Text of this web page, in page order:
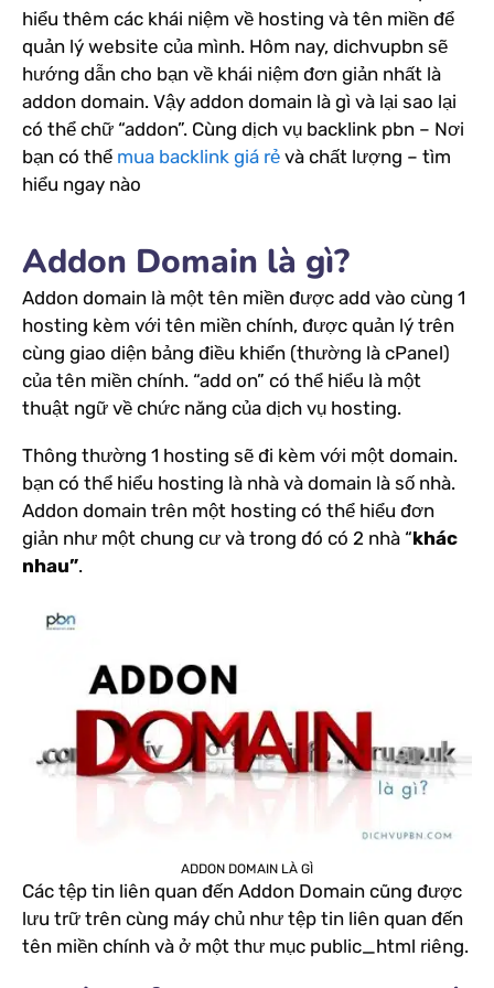
hiểu thêm các khái niệm về hosting và tên miền để
quản lý website của mình. Hôm nay, dichvupbn sẽ
hướng dẫn cho bạn về khái niệm đơn giản nhất là
addon domain. Vậy addon domain là gì và lại sao lại
có thể chữ “addon”. Cùng dịch vụ backlink pbn – Nơi
bạn có thể mua backlink giá rẻ và chất lượng – tìm
hiểu ngay nào
Addon Domain là gì?
Addon domain là một tên miền được add vào cùng 1
hosting kèm với tên miền chính, được quản lý trên
cùng giao diện bảng điều khiển (thường là cPanel)
của tên miền chính. “add on” có thể hiểu là một
thuật ngữ về chức năng của dịch vụ hosting.
Thông thường 1 hosting sẽ đi kèm với một domain.
bạn có thể hiểu hosting là nhà và domain là số nhà.
Addon domain trên một hosting có thể hiểu đơn
giản như một chung cư và trong đó có 2 nhà “khác
nhau”.
ADDON DOMAIN LÀ GÌ
Các tệp tin liên quan đến Addon Domain cũng được
lưu trữ trên cùng máy chủ như tệp tin liên quan đến
tên miền chính và ở một thư mục public_html riêng.